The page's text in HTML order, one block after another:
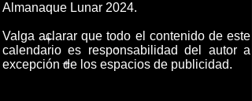
Almanaque Lunar 2024.
Valga aclarar que todo el contenido de este
calendario es responsabilidad del autor a
excepción de los espacios de publicidad.